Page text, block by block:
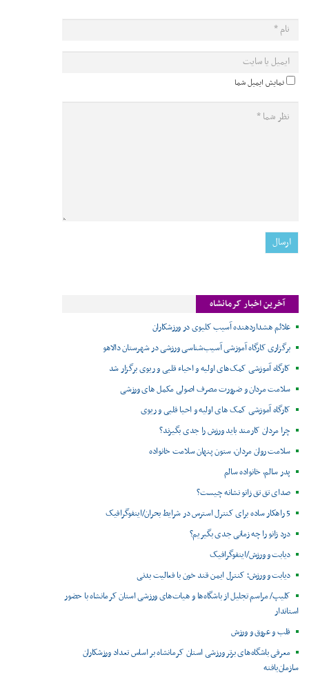
نمایش ایمیل شما
آخرین اخبار کرمانشاه
علائم هشداردهنده آسیب کلیوی در ورزشکاران
برگزاری کارگاه آموزشی آسیب‌شناسی ورزشی در شهرستان دالاهو
کارگاه آموزشی کمک‌های اولیه و احیاء قلبی و ریوی برگزار شد
سلامت مردان و ضرورت مصرف اصولی مکمل های ورزشی
کارگاه آموزشی کمک های اولیه و احیا قلبی و ریوی
چرا مردان کارمند باید ورزش را جدی بگیرند؟
سلامت روان مردان، ستون پنهان سلامت خانواده
پدر سالم، خانواده سالم
صدای تق تق زانو نشانه چیست؟
5 راهکار ساده برای کنترل استرس در شرایط بحران/اینفوگرافیک
درد زانو را چه زمانی جدی بگیریم؟
دیابت و ورزش/اینفوگرافیک
دیابت و ورزش؛ کنترل ایمن قند خون با فعالیت بدنی
کلیپ/ مراسم تجلیل از باشگاه‌ها و هیات‌های ورزشی استان کرمانشاه با حضور
استاندار
قلب و عروق و ورزش
معرفی باشگاه‌های برتر ورزشی استان کرمانشاه بر اساس تعداد ورزشکاران
سازمان‌یافته